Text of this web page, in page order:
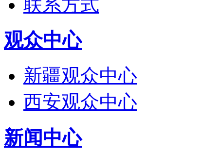
联系方式
观众中心
新疆观众中心
西安观众中心
新闻中心